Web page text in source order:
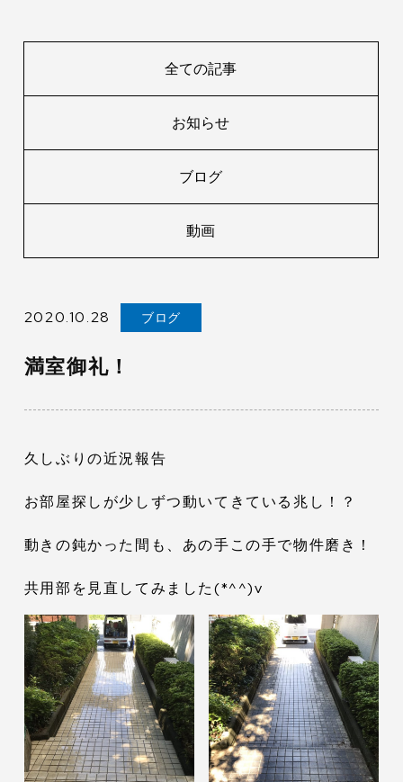
全ての記事
お知らせ
ブログ
動画
2020.10.28 ブログ
満室御礼！
久しぶりの近況報告
お部屋探しが少しずつ動いてきている兆し！？
動きの鈍かった間も、あの手この手で物件磨き！
共用部を見直してみました(*^^)v